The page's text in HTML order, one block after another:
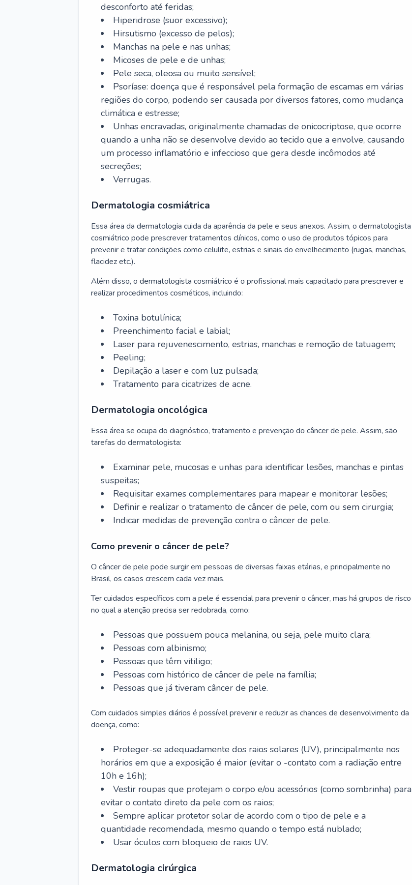
desconforto até feridas;
Hiperidrose (suor excessivo);
Hirsutismo (excesso de pelos);
Manchas na pele e nas unhas;
Micoses de pele e de unhas;
Pele seca, oleosa ou muito sensível;
Psoríase: doença que é responsável pela formação de escamas em várias
regiões do corpo, podendo ser causada por diversos fatores, como mudança
climática e estresse;
Unhas encravadas, originalmente chamadas de onicocriptose, que ocorre
quando a unha não se desenvolve devido ao tecido que a envolve, causando
um processo inflamatório e infeccioso que gera desde incômodos até
secreções;
Verrugas.
Dermatologia cosmiátrica
Essa área da dermatologia cuida da aparência da pele e seus anexos. Assim, o dermatologista
cosmiátrico pode prescrever tratamentos clínicos, como o uso de produtos tópicos para
prevenir e tratar condições como celulite, estrias e sinais do envelhecimento (rugas, manchas,
flacidez etc.).
Além disso, o dermatologista cosmiátrico é o profissional mais capacitado para prescrever e
realizar procedimentos cosméticos, incluindo:
Toxina botulínica;
Preenchimento facial e labial;
Laser para rejuvenescimento, estrias, manchas e remoção de tatuagem;
Peeling;
Depilação a laser e com luz pulsada;
Tratamento para cicatrizes de acne.
Dermatologia oncológica
Essa área se ocupa do diagnóstico, tratamento e prevenção do câncer de pele. Assim, são
tarefas do dermatologista:
Examinar pele, mucosas e unhas para identificar lesões, manchas e pintas
suspeitas;
Requisitar exames complementares para mapear e monitorar lesões;
Definir e realizar o tratamento de câncer de pele, com ou sem cirurgia;
Indicar medidas de prevenção contra o câncer de pele.
Como prevenir o câncer de pele?
O câncer de pele pode surgir em pessoas de diversas faixas etárias, e principalmente no
Brasil, os casos crescem cada vez mais.
Ter cuidados específicos com a pele é essencial para prevenir o câncer, mas há grupos de risco
no qual a atenção precisa ser redobrada, como:
Pessoas que possuem pouca melanina, ou seja, pele muito clara;
Pessoas com albinismo;
Pessoas que têm vitiligo;
Pessoas com histórico de câncer de pele na família;
Pessoas que já tiveram câncer de pele.
Com cuidados simples diários é possível prevenir e reduzir as chances de desenvolvimento da
doença, como:
Proteger-se adequadamente dos raios solares (UV), principalmente nos
horários em que a exposição é maior (evitar o -contato com a radiação entre
10h e 16h);
Vestir roupas que protejam o corpo e/ou acessórios (como sombrinha) para
evitar o contato direto da pele com os raios;
Sempre aplicar protetor solar de acordo com o tipo de pele e a
quantidade recomendada, mesmo quando o tempo está nublado;
Usar óculos com bloqueio de raios UV.
Dermatologia cirúrgica